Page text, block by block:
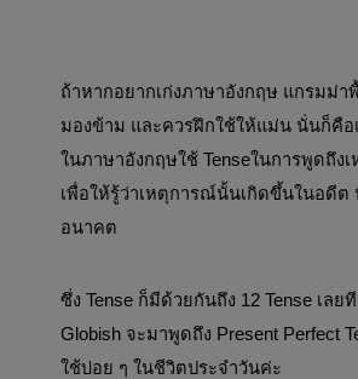
ถ้าหากอยากเก่งภาษาอังกฤษ แกรมม่า
มองข้าม และควรฝึกใช้ให้แม่น นั่นก็คือ
ในภาษาอังกฤษใช้ Tenseในการพูดถึง
เพื่อให้รู้ว่าเหตุการณ์นั้นเกิดขึ้นในอดีต
อนาคต
ซึ่ง Tense ก็มีด้วยกันถึง 12 Tense เลย
Globish จะมาพูดถึง Present Perfect
ใช้บ่อย ๆ ในชีวิตประจำวันค่ะ